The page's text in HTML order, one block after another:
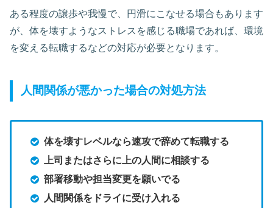
ある程度の譲歩や我慢で、円滑にこなせる場合もあります
が、体を壊すようなストレスを感じる職場であれば、環境
を変える転職するなどの対応が必要となります。
人間関係が悪かった場合の対処方法
体を壊すレベルなら速攻で辞めて転職する
上司またはさらに上の人間に相談する
部署移動や担当変更を願いでる
人間関係をドライに受け入れる